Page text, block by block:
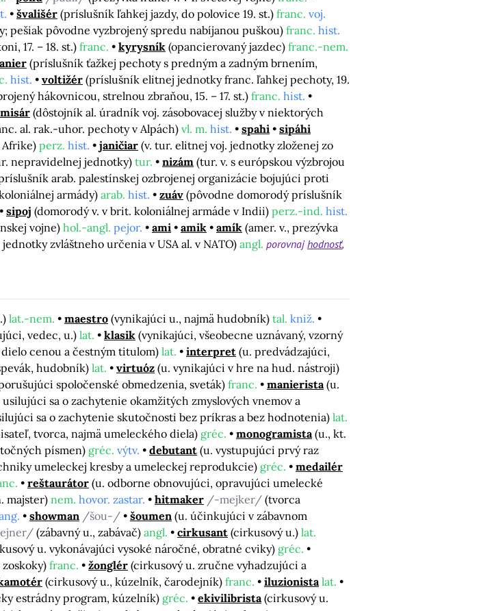
švališér (príslušník ľahkej jazdy, do polovice 19. st.) franc. voj.
pešiak pôvodne vyzbrojený spredu nabíjanou puškou) franc. hist.
17. – 18. st.) franc. kyrysník (opancierovaný jazdec) franc.-nem.
(príslušník ťažkej pechoty s predným a zadným brnením,
hist. voltižér (príslušník elitnej jednotky franc. ľahkej pechoty, 19.
hákovnicou, strelnou zbraňou, 15. – 17. st.) franc. hist.
(dôstojník al. úradník voj. zásobovacej služby v niektorých
al. rak.-uhor. pechoty v Alpách) vl. m. hist. spahi
sipáhi
Afrike)perz. hist. janičiar (v. tur. elitnej voj. jednotky zloženej zo
nepravidelnej jednotky) tur. nizám (tur. v. s európskou výzbrojou
arab. palestínskej ozbrojenej organizácie bojujúci proti
armády) arab. hist. zuáv (pôvodne domorodý príslušník
sipoj (domorodý v. v brit. koloniálnej armáde v Indii) perz.-ind. hist.
vojne)hol.-angl. pejor. ami amik amík (amer. v., prezývka
zvláštneho určenia v USA al. v NATO) angl. porovnajhodnosť
lat.-nem. maestro (vynikajúci u., najmä hudobník) tal. kniž.
vedec, u.)lat. klasik (vynikajúci, všeobecne uznávaný, vzorný
cenou a čestným titulom) lat. interpret (u. predvádzajúci,
hudobník) lat. virtuóz (u. vynikajúci v hre na hud. nástroji)
spoločenské obmedzenia, sveták)franc. manierista (u.
usilujúci sa o zachytenie okamžitých zmyslových vnemov a
sa o zachytenie skutočnosti bez príkras a bez hodnotenia) lat.
tvorca, najmä umeleckého diela) gréc. monogramista (u., kt.
písmen) gréc. výtv. debutant (u. vystupujúci prvý raz
umeleckej kresby a umeleckej reprodukcie) gréc.
medailér
reštaurátor (u. odborne obnovujúci, opravujúci umelecké
majster)nem. hovor. zastar. hitmaker /-mejker/ (tvorca
showman /šou-/ šoumen (u. účinkujúci v zábavnom
(zábavný u., zabávač) angl. cirkusant (cirkusový u.) lat.
u. vykonávajúci vysoké náročné, obratné cviky) gréc.
franc. žonglér (cirkusový u. zručne vyhadzujúci a
(cirkusový u., kúzelník, čarodejník) franc. iluzionista lat.
estrádny program, kúzelník) gréc. ekivilibrista (cirkusový u.